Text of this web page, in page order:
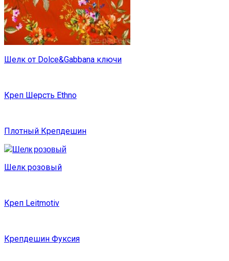
Шелк от Dolce&Gabbana ключи
Креп Шерсть Ethno
Плотный Крепдешин
Шелк розовый
Креп Leitmotiv
Крепдешин Фуксия